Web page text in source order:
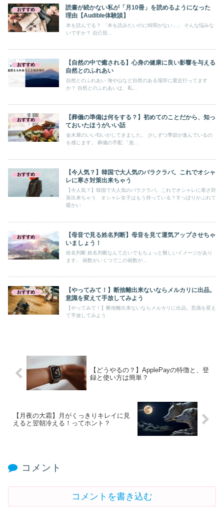
おすすめ
読書が続かない私が「月10冊」を読めるようになった
理由【Audible体験談】
本を読んでる？ 「本を読みたいのに時間がない…」 そんな悩みな
いですか？ 自己投...
おすすめ
【自然の中で癒される】心身の健康に良い影響を与える
自然とのふれあい
自然とのふれあい 海や山など自然のある場所に最近行ってます
か？ 自然とのふれあいは、私...
おすすめ
【葬儀の準備は何をする？】初めてのことだから、知っ
ておいたほうがいい話
金木犀のいい匂いがしてきました。 少しずつ季節が進んでいるの
を感じます。 葬儀の手配 「急...
おすすめ
【今人気？】韓国で大人気のバラクラバ。これでオシャ
レに寒さ対策出来ちゃう
【今人気？】韓国で大人気のバラクラバ。これでオシャレに寒さ対
策出来ちゃう オシャレ女子はもう持っている？すっぽりかぶれて
暖かい
おすすめ
【母音で見る姓名判断】母音を見て運気アップさせちゃ
いましょう！
姓名判断 姓名判断なんて占いでもちょっと難しいイメージがあり
ます。 画数がいくつでこの画数が...
おすすめ
【やってみて！】断捨離出来ないならメルカリに出品。
意識を変えて手放してみよう
【やってみて！】断捨離出来ないならメルカリに出品。意識を変え
て手放してみよう
【どうやるの？】ApplePayの特徴と、登
録と使い方は簡単？
【月夜の大霜】月がくっきりキレイに見
えると翌朝冷える！ってホント？
コメント
コメントを書き込む